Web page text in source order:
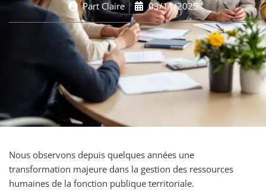
PartClaire 03/11/2025
Nous observons depuis quelques années une
transformation majeure dans la gestion des ressources
humaines de la fonction publique territoriale.